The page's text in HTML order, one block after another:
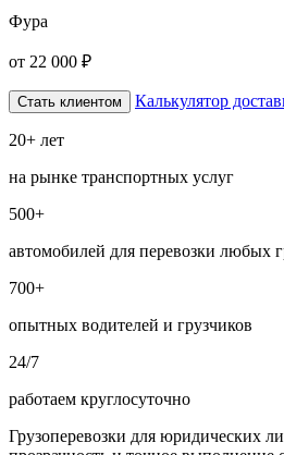
Фура
от 22 000 ₽
Стать клиентом Калькулятор
20+ лет
на рынке транспортных услуг
500+
автомобилей для перевозки любых
700+
опытных водителей и грузчиков
24/7
работаем круглосуточно
Грузоперевозки для юридических